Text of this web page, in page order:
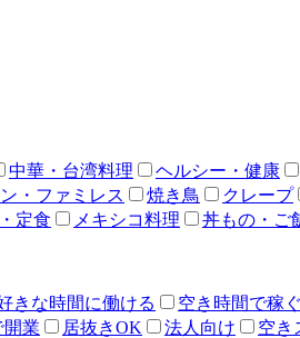
中華・台湾料理 ヘルシー・健康
・ファミレス 焼き鳥 クレープ
定食 メキシコ料理 丼もの・ご
きな時間に働ける 空き時間で稼ぐ
開業 居抜きOK 法人向け 空き